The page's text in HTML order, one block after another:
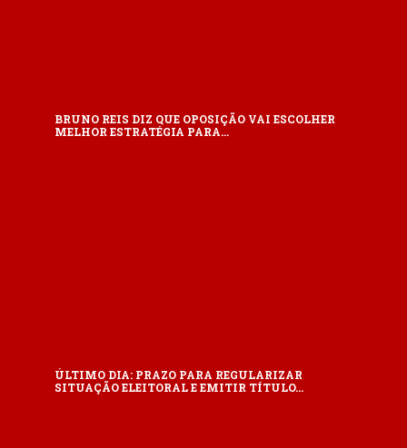
BRUNO REIS DIZ QUE OPOSIÇÃO VAI ESCOLHER
MELHOR ESTRATÉGIA PARA…
ÚLTIMO DIA: PRAZO PARA REGULARIZAR
SITUAÇÃO ELEITORAL E EMITIR TÍTULO…